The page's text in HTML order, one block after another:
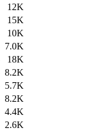
12K
15K
10K
7.0K
18K
8.2K
5.7K
8.2K
4.4K
2.6K